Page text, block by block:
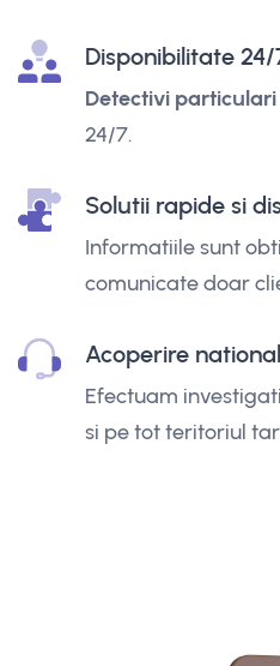
Disponibilitate 24/
Detectivi particulari
24/7.
Solutii rapide si
Informatiile sunt
comunicate doar
Acoperire
Efectuam
si pe tot teritoriul